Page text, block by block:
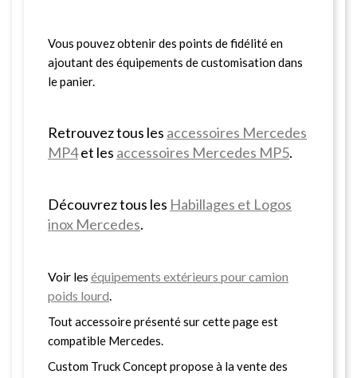
Vous pouvez obtenir des points de fidélité en
ajoutant des équipements de customisation dans
le panier.
Retrouvez tous les accessoires Mercedes
MP4et les accessoires Mercedes MP5.
Découvrez tous les Habillages et Logos
inox Mercedes.
Voir les équipements extérieurs pour camion
poids lourd
Tout accessoire présenté sur cette page est
compatible Mercedes.
Custom Truck Concept propose à la vente des